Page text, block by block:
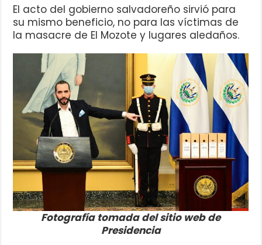
El acto del gobierno salvadoreño sirvió para
su mismo beneficio, no para las víctimas de
la masacre de El Mozote y lugares aledaños.
Fotografía tomada del sitio web de
Presidencia